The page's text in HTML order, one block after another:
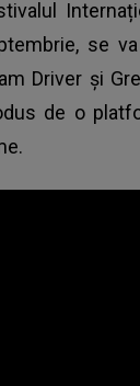
se
Driver și
de o